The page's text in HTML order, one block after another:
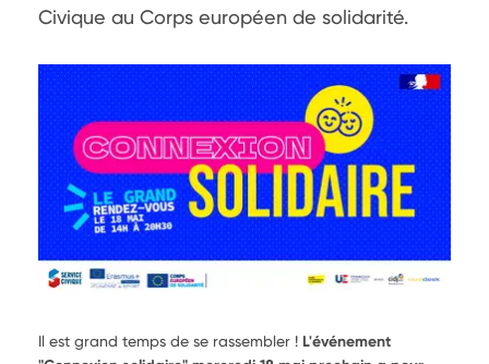
Civique au Corps européen de solidarité.
Il est grand temps de se rassembler ! L'événement